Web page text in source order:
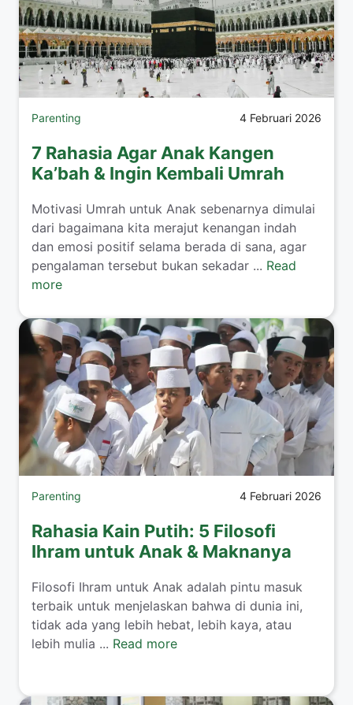
Parenting 4 Februari 2026
7 Rahasia Agar Anak Kangen
Ka’bah & Ingin Kembali Umrah
​Motivasi Umrah untuk Anak sebenarnya dimulai
dari bagaimana kita merajut kenangan indah
dan emosi positif selama berada di sana, agar
pengalaman tersebut bukan sekadar ... Read
more
Parenting 4 Februari 2026
Rahasia Kain Putih: 5 Filosofi
Ihram untuk Anak & Maknanya
​Filosofi Ihram untuk Anak adalah pintu masuk
terbaik untuk menjelaskan bahwa di dunia ini,
tidak ada yang lebih hebat, lebih kaya, atau
lebih mulia ... Read more